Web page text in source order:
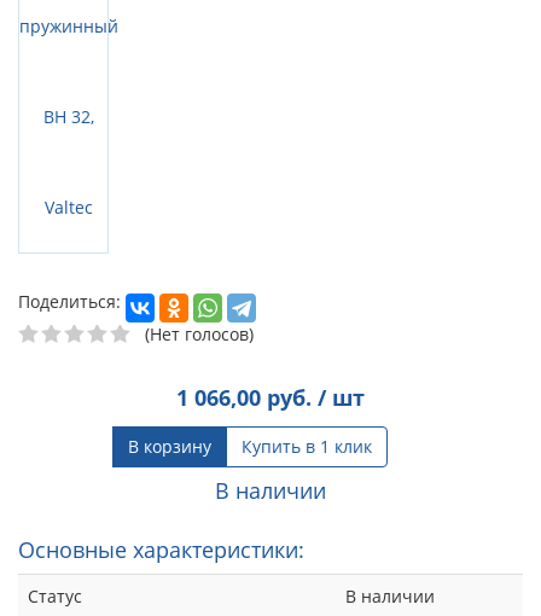
Поделиться:
(Нет голосов)
1 066,00 руб. / шт
В корзину Купить в 1 клик
В наличии
Основные характеристики:
Статус
В наличии